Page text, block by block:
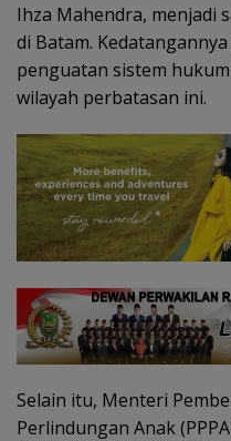
Ihza Mahendra, menjadi
di Batam.
penguatan sistem
wilayah perbatasan ini.
Selain itu, Menteri
Perlindungan Anak